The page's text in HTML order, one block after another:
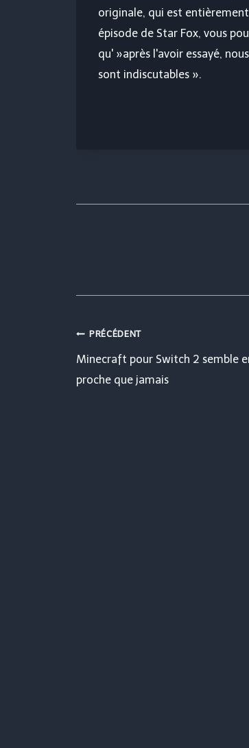
originale, qui est
épisode de Star Fox, vous
qu' »après l'avoir essayé,
sont indiscutables ».
Navigation
de
PRÉCÉDENT
Minecraft pour Switch 2 semble
proche que jamais